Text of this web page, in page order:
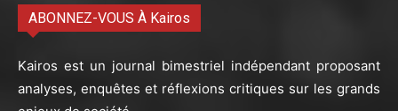
ABONNEZ-VOUS À Kairos
Kairos est un journal bimestriel indépendant proposant
analyses, enquêtes et réflexions critiques sur les grands